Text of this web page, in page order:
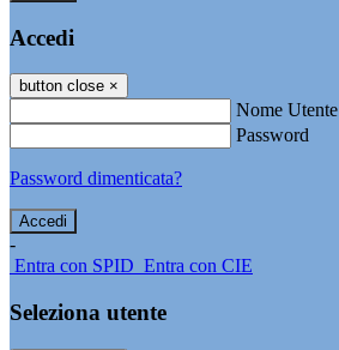
Accedi
button close ×
Nome Utente
Password
Password dimenticata?
-
Entra con SPID Entra con CIE
Seleziona utente